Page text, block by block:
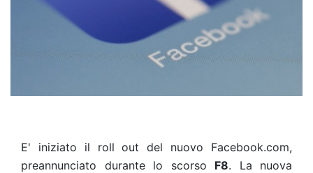
E' iniziato il roll out del nuovo Facebook.com,
preannunciato durante lo scorso F8. La nuova